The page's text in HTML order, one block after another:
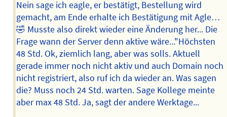
Nein sage ich eagle, er bestätigt, Bestellung wird
gemacht, am Ende erhalte ich Bestätigung mit Agle…
🤣 Musste also direkt wieder eine Änderung her... Die
Frage wann der Server denn aktive wäre..."Höchsten
48 Std. Ok, ziemlich lang, aber was solls. Aktuell
gerade immer noch nicht aktiv und auch Domain noch
nicht registriert, also ruf ich da wieder an. Was sagen
die? Muss noch 24 Std. warten. Sage Kollege meinte
aber max 48 Std. Ja, sagt der andere Werktage...